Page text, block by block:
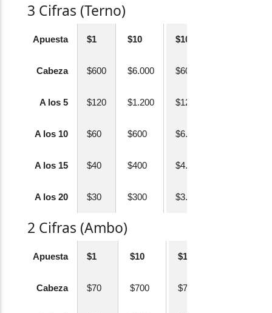
3 Cifras (Terno)
Apuesta
Cabeza
A los 5
A los 10
A los 15
A los 20
$1
$600
$120
$60
$40
$30
$10
$6.000
$1.200
$600
$400
$300
$100
$60.000
$12.000
$6.000
$4.000
$3.000
2 Cifras (Ambo)
Apuesta
Cabeza
$1
$70
$10
$700
$100
$7.000